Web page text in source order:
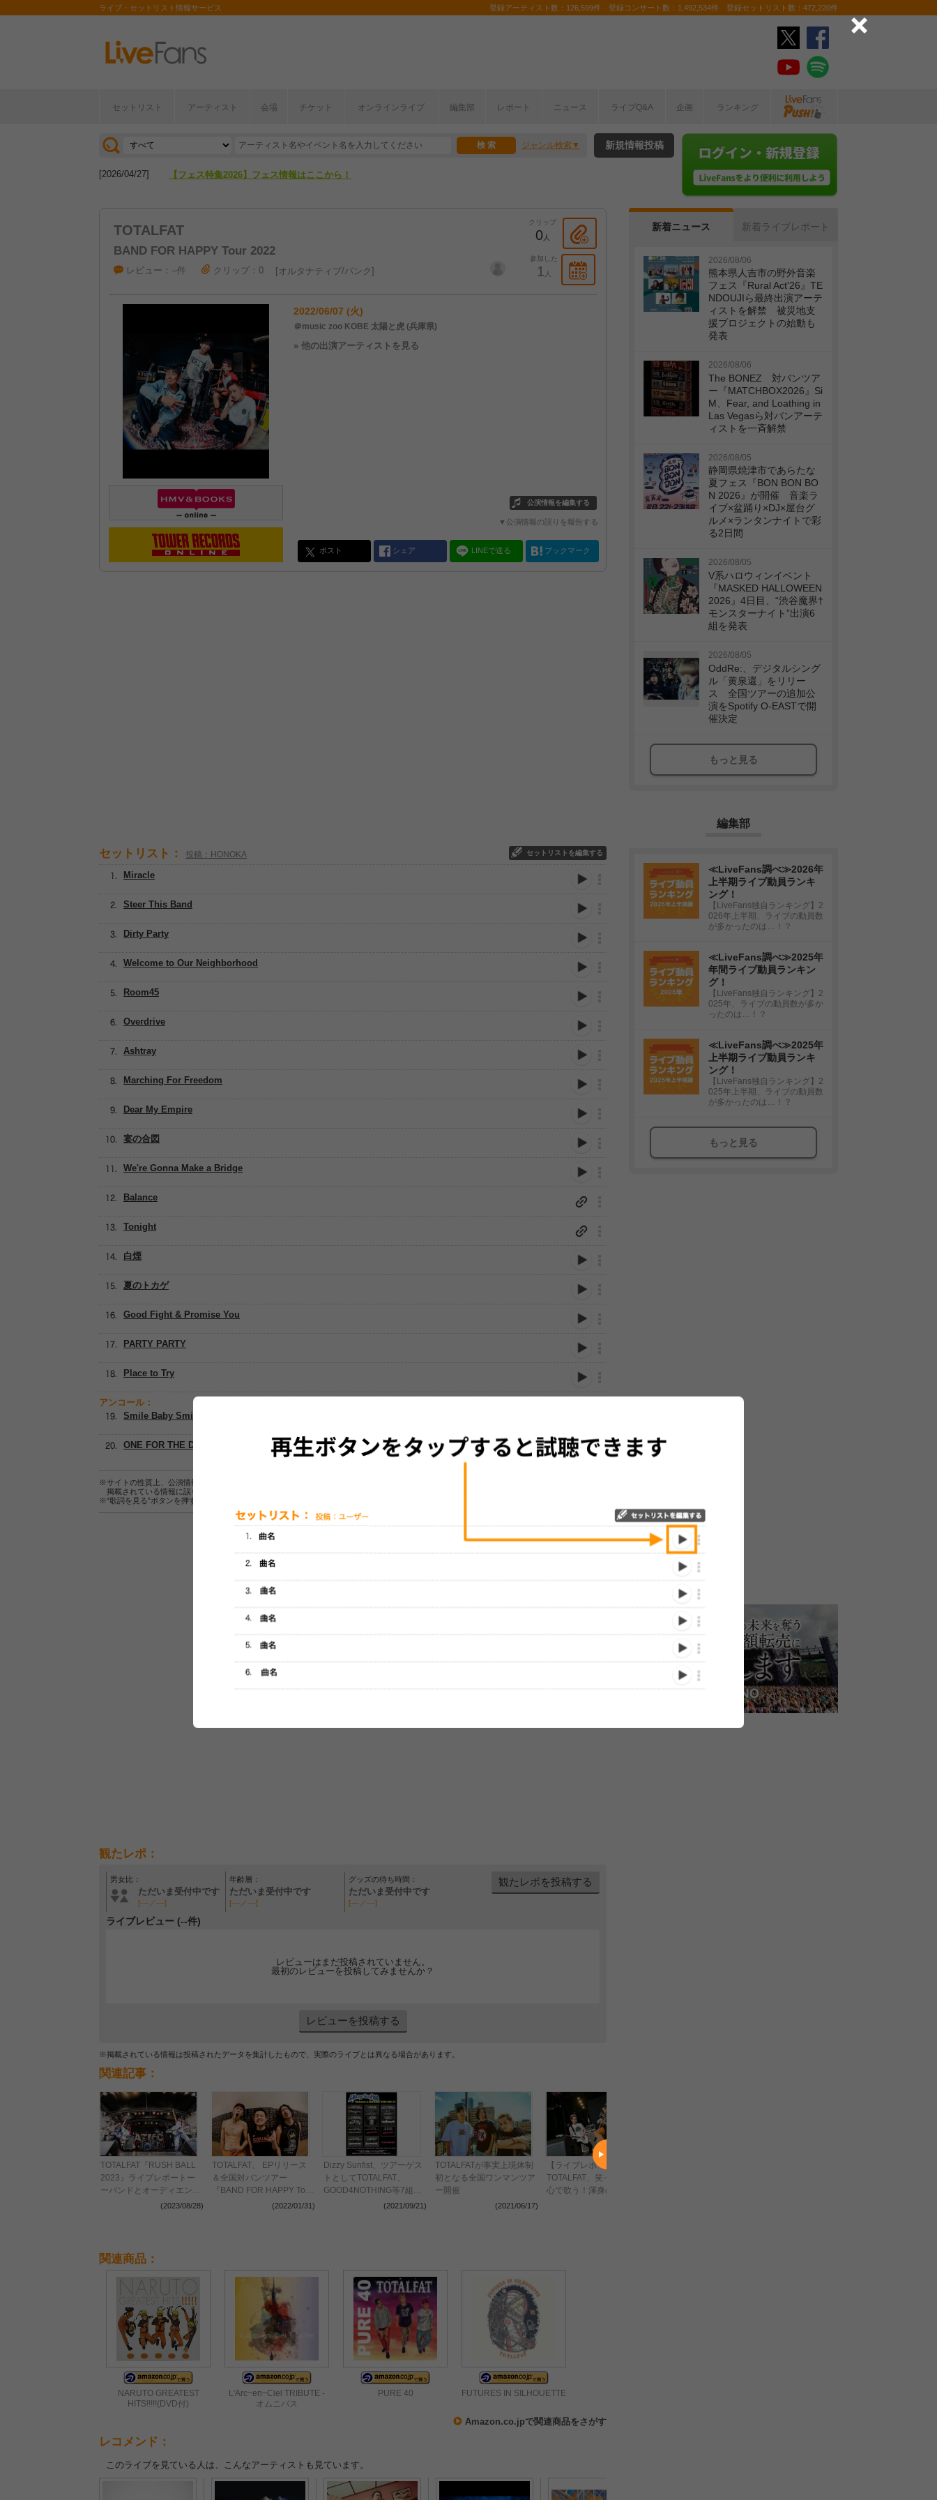
ライブ・セットリスト情報サービス 登録アーティスト数：126,599件 登録コンサート数：1,492,534件 登録セットリスト数：472,220件
セットリスト アーティスト 会場 チケット オンラインライブ 編集部 レポート ニュース ライブQ&A 企画 ランキング
ジャンル検索
[2026/07/28] 【ライブ動員ランキング】2026年上半期編発表！
[2026/04/27] 【フェス特集2026】フェス情報はここから！
新規情報投稿
TOTALFAT
BAND FOR HAPPY Tour 2022
クリップ
0人
参加した
1 人
レビュー：--件 クリップ：0 オルタナティブ/パンク
2022/06/07 (火)
＠music zoo KOBE 太陽と虎 (兵庫県)
» 他の出演アーティストを見る
公演情報を編集する
▼公演情報の誤りを報告する
ポスト シェア LINEで送る ブックマーク
セットリスト： 投稿：HONOKA セットリストを編集する
Welcome to Our Neighborhood
Marching For Freedom
宴の合図
Miracle
Room45
Overdrive
Ashtray
Steer This Band
Dear My Empire
Dirty Party
We're Gonna Make a Bridge
Balance
Tonight
白煙
夏のトカゲ
Good Fight & Promise You
PARTY PARTY
Place to Try
アンコール：
Smile Baby Smile
ONE FOR THE DREAMS
※サイトの性質上、公演情報およびセットリスト情報の正確性は保証されませんので、あらかじめご了承ください。
掲載されている情報に誤りがある場合は、
※“歌詞を見る”ボタンを押すと、株式会社ページワンが運営する歌詞サイト「
セットリストをプレイリストにして保存する
観たレポ：
男女比：
ただいま受付中です
[---／---]
年齢層：
ただいま受付中です
[---／---]
グッズの待ち時間：
ただいま受付中です
[---／---]
観たレポを投稿する
ライブレビュー (--件)
レビューはまだ投稿されていません。
最初のレビューを投稿してみませんか？
レビューを投稿する
※掲載されている情報は投稿されたデータを集計したもので、実際のライブとは異なる場合があります。
関連記事：
TOTALFAT『RUSH BALL
2023』ライブレポートー
ーバンドとオーディエンス
の信頼関係による限界突破
(2023/08/28)
TOTALFAT、 EPリリース
＆全国対バンツアー
『BAND FOR HAPPY Tour
2022』の開催を発表(2022/01/31)
Dizzy Sunfist、ツアーゲス
トとしてTOTALFAT、
GOOD4NOTHING等7組が
(2021/09/21)
TOTALFATが事実上現体制
初となる全国ワンマンツア
ー開催
(2021/06/17)
【ライブレポート】
TOTALFAT、笑って踊って
心で歌う！渾身の一撃ライ
関連商品：
NARUTO GREATEST
HITS!!!!!(DVD付)
L'Arc~en~Ciel TRIBUTE -
オムニバス
PURE 40 FUTURES IN SILHOUETTE
Amazon.co.jpで関連商品をさがす
レコメンド：
このライブを見ている人は、こんなアーティストも見ています。
新着ニュース 新着ライブレポート
2026/08/06
熊本県人吉市の野外音楽
フェス『Rural Act'26』TE
NDOUJIら最終出演アーテ
ィストを解禁 被災地支
援プロジェクトの始動も
発表
2026/08/06
The BONEZ 対バンツア
ー『MATCHBOX2026』Si
M、Fear, and Loathing in
Las Vegasら対バンアーテ
ィストを一斉解禁
2026/08/05
静岡県焼津市であらたな
夏フェス『BON BON BO
N 2026』が開催 音楽ラ
イブ×盆踊り×DJ×屋台グ
ルメ×ランタンナイトで彩
る2日間
2026/08/05
V系ハロウィンイベント
『MASKED HALLOWEEN
2026』4日目、“渋谷魔界†
モンスターナイト”出演6
組を発表
2026/08/05
OddRe:、デジタルシング
ル「黄泉還」をリリー
ス 全国ツアーの追加公
演をSpotify O-EASTで開
催決定
もっと見る
編集部
≪LiveFans調べ≫2026年
上半期ライブ動員ランキ
ング！
【LiveFans独自ランキング】2
026年上半期、ライブの動員数
が多かったのは…！？
≪LiveFans調べ≫2025年
年間ライブ動員ランキン
グ！
【LiveFans独自ランキング】2
025年、ライブの動員数が多か
ったのは…！？
≪LiveFans調べ≫2025年
上半期ライブ動員ランキ
ング！
【LiveFans独自ランキング】2
025年上半期、ライブの動員数
が多かったのは…！？
もっと見る